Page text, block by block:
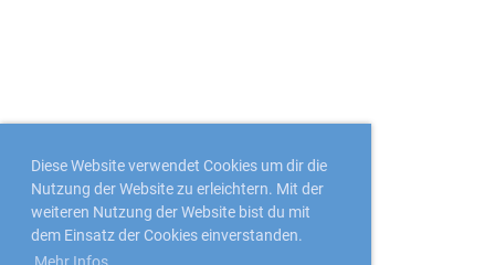
Diese Website verwendet Cookies um dir die
Nutzung der Website zu erleichtern. Mit der
weiteren Nutzung der Website bist du mit
dem Einsatz der Cookies einverstanden.
Mehr Infos